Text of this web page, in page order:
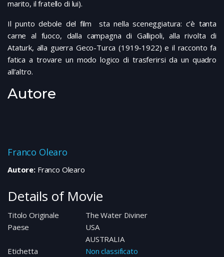
marito, il fratello di lui).
Il punto debole del film sta nella sceneggiatura: c’è tanta
carne al fuoco, dalla campagna di Gallipoli, alla rivolta di
Ataturk, alla guerra Geco-Turca (1919-1922) e il racconto fa
fatica a trovare un modo logico di trasferirsi da un quadro
all’altro.
Autore
Franco Olearo
Autore:Franco Olearo
Details of Movie
Titolo Originale
The Water Diviner
Paese
USA
AUSTRALIA
Etichetta
Non classificato